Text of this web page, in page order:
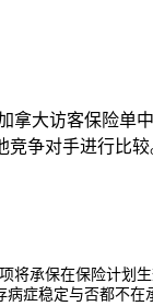
拿大访客保险单
争对手进行比
将承保在保险计划
症稳定与否都不